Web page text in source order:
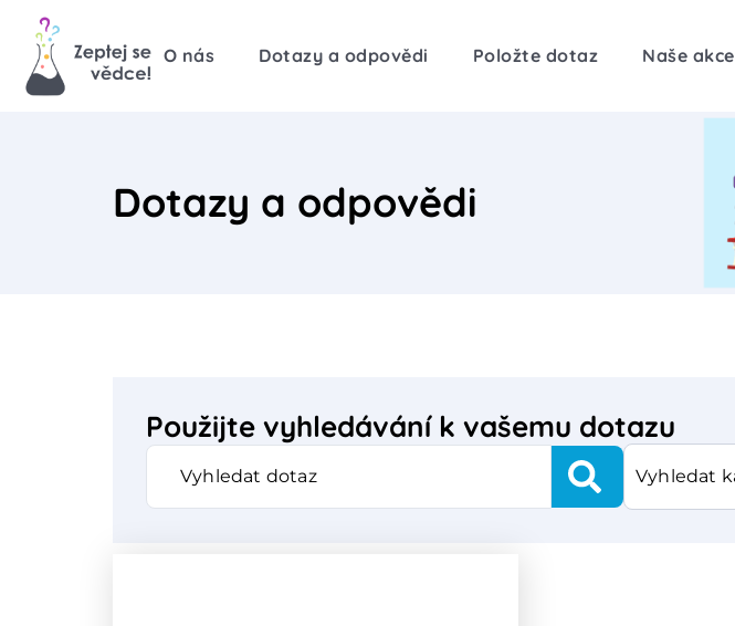
O nás Dotazy a odpovědi Položte dotaz Naše akce
Dotazy a odpovědi
Použijte vyhledávání k vašemu dotazu